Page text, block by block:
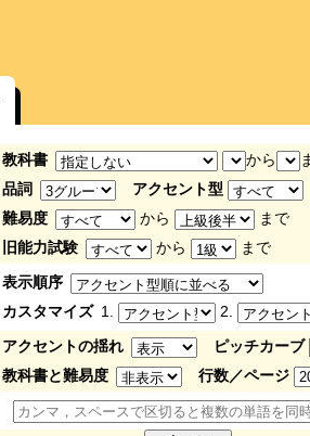
教科書 から
品詞
アクセント型
難易度
から
まで
旧能力試験
から
まで
表示順序
カスタマイズ 1.
2.
アクセントの揺れ
ピッチカーブ
教科書と難易度
行数／ページ